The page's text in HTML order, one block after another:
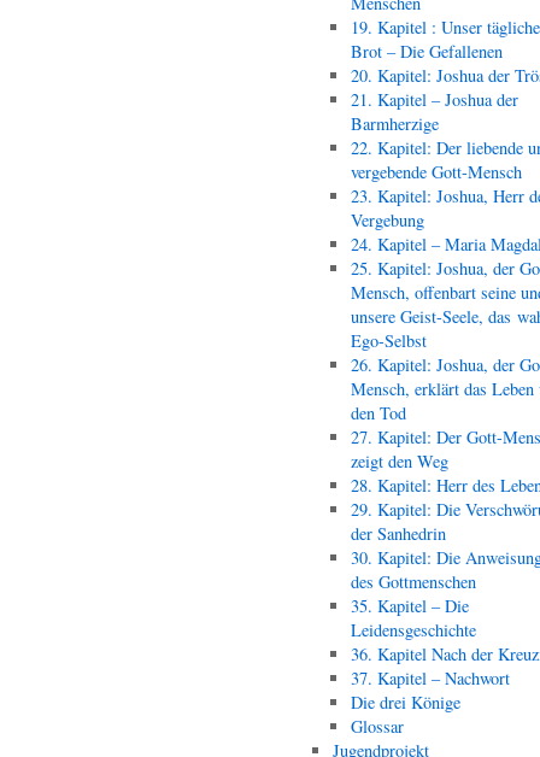
19. Kapitel : Unser
Brot – Die Gefallenen
20. Kapitel: Joshua der
21. Kapitel – Joshua der
Barmherzige
22. Kapitel: Der liebende
vergebende Gott-Mensch
23. Kapitel: Joshua, Herr
Vergebung
24. Kapitel – Maria
25. Kapitel: Joshua, der
Mensch, offenbart seine
unsere Geist-Seele, das
Ego-Selbst
26. Kapitel: Joshua, der
Mensch, erklärt das Leben
den Tod
27. Kapitel: Der Gott-
zeigt den Weg
28. Kapitel: Herr des
29. Kapitel: Die
der Sanhedrin
30. Kapitel: Die
des Gottmenschen
35. Kapitel – Die
Leidensgeschichte
36. Kapitel Nach der
37. Kapitel – Nachwort
Die drei Könige
Glossar
Jugendprojekt